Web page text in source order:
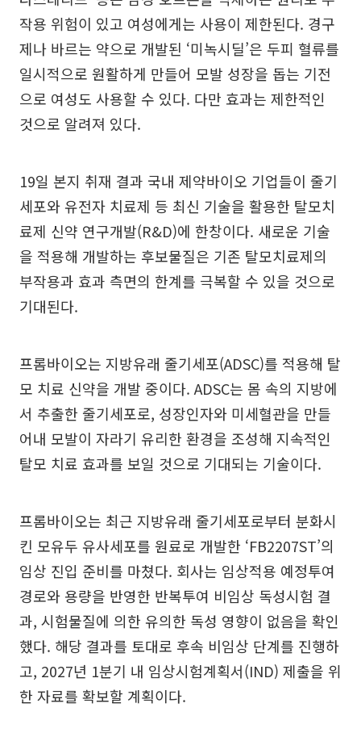
작용 위험이 있고 여성에게는 사용이 제한된다. 경구
제나 바르는 약으로 개발된 ‘미녹시딜’은 두피 혈류를
일시적으로 원활하게 만들어 모발 성장을 돕는 기전
으로 여성도 사용할 수 있다. 다만 효과는 제한적인
것으로 알려져 있다.
19일 본지 취재 결과 국내 제약바이오 기업들이 줄기
세포와 유전자 치료제 등 최신 기술을 활용한 탈모치
료제 신약 연구개발(R&D)에 한창이다. 새로운 기술
을 적용해 개발하는 후보물질은 기존 탈모치료제의
부작용과 효과 측면의 한계를 극복할 수 있을 것으로
기대된다.
프롬바이오는 지방유래 줄기세포(ADSC)를 적용해 탈
모 치료 신약을 개발 중이다. ADSC는 몸 속의 지방에
서 추출한 줄기세포로, 성장인자와 미세혈관을 만들
어내 모발이 자라기 유리한 환경을 조성해 지속적인
탈모 치료 효과를 보일 것으로 기대되는 기술이다.
프롬바이오는 최근 지방유래 줄기세포로부터 분화시
킨 모유두 유사세포를 원료로 개발한 ‘FB2207ST’의
임상 진입 준비를 마쳤다. 회사는 임상적용 예정투여
경로와 용량을 반영한 반복투여 비임상 독성시험 결
과, 시험물질에 의한 유의한 독성 영향이 없음을 확인
했다. 해당 결과를 토대로 후속 비임상 단계를 진행하
고, 2027년 1분기 내 임상시험계획서(IND) 제출을 위
한 자료를 확보할 계획이다.